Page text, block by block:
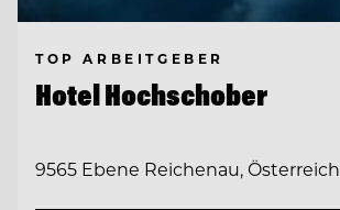
TOP ARBEITGEBER
Hotel Hochschober
9565 Ebene Reichenau, Österreich